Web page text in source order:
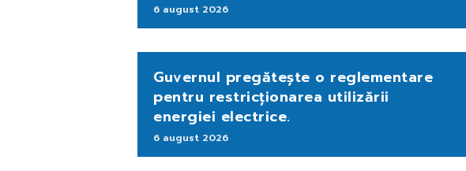
6 august 2026
Guvernul pregătește o reglementare
pentru restricționarea utilizării
energiei electrice.
6 august 2026